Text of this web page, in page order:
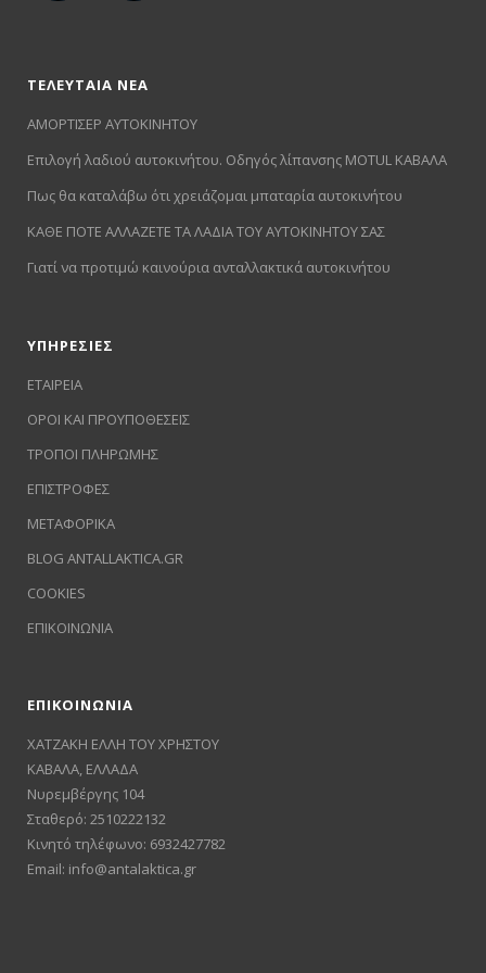
ΤΕΛΕΥΤΑΙΑ ΝΕΑ
ΑΜΟΡΤΙΣΕΡ ΑΥΤΟΚΙΝΗΤΟΥ
Επιλογή λαδιού αυτοκινήτου. Οδηγός λίπανσης MOTUL ΚΑΒΑΛΑ
Πως θα καταλάβω ότι χρειάζομαι μπαταρία αυτοκινήτου
ΚΑΘΕ ΠΟΤΕ ΑΛΛΑΖΕΤΕ ΤΑ ΛΑΔΙΑ ΤΟΥ ΑΥΤΟΚΙΝΗΤΟΥ ΣΑΣ
Γιατί να προτιμώ καινούρια ανταλλακτικά αυτοκινήτου
ΥΠΗΡΕΣΙΕΣ
ΕΤΑΙΡΕΙΑ
ΟΡΟΙ ΚΑΙ ΠΡΟΥΠΟΘΕΣΕΙΣ
ΤΡΟΠΟΙ ΠΛΗΡΩΜΗΣ
ΕΠΙΣΤΡΟΦΕΣ
ΜΕΤΑΦΟΡΙΚΑ
BLOG ANTALLAKTICA.GR
COOKIES
ΕΠΙΚΟΙΝΩΝΙΑ
ΕΠΙΚΟΙΝΩΝΙΑ
ΧΑΤΖΑΚΗ ΕΛΛΗ ΤΟΥ ΧΡΗΣΤΟΥ
ΚΑΒΑΛΑ, ΕΛΛΑΔΑ
Νυρεμβέργης 104
Σταθερό: 2510222132
Κινητό τηλέφωνο: 6932427782
Email: info@antalaktica.gr